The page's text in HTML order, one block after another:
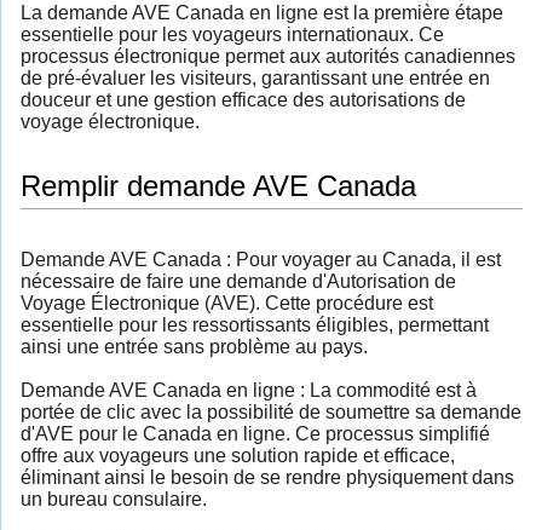
La demande AVE Canada en ligne est la première étape
essentielle pour les voyageurs internationaux. Ce
processus électronique permet aux autorités canadiennes
de pré-évaluer les visiteurs, garantissant une entrée en
douceur et une gestion efficace des autorisations de
voyage électronique.
Remplir demande AVE Canada
Demande AVE Canada : Pour voyager au Canada, il est
nécessaire de faire une demande d'Autorisation de
Voyage Électronique (AVE). Cette procédure est
essentielle pour les ressortissants éligibles, permettant
ainsi une entrée sans problème au pays.
Demande AVE Canada en ligne : La commodité est à
portée de clic avec la possibilité de soumettre sa demande
d'AVE pour le Canada en ligne. Ce processus simplifié
offre aux voyageurs une solution rapide et efficace,
éliminant ainsi le besoin de se rendre physiquement dans
un bureau consulaire.